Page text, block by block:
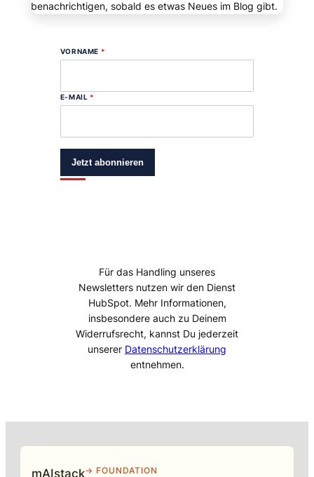
benachrichtigen, sobald es etwas Neues im Blog gibt.
VORNAME *
E-MAIL *
Jetzt abonnieren
Für das Handling unseres
Newsletters nutzen wir den Dienst
HubSpot. Mehr Informationen,
insbesondere auch zu Deinem
Widerrufsrecht, kannst Du jederzeit
unserer Datenschutzerklärung
entnehmen.
mAIstack→ FOUNDATION